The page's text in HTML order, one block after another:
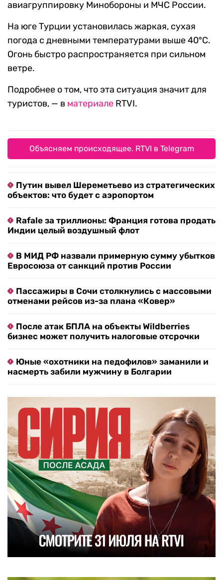
авиагруппировку Минобороны и МЧС России.
На юге Турции установилась жаркая, сухая
погода с дневными температурами выше 40°C.
Огонь быстро распространяется при сильном
ветре.
Подробнее о том, что эта ситуация значит для
туристов, — в материале RTVI.
Объясняем происходящее. RTVI в Telegram
Путин вывел Шереметьево из стратегических
объектов: что будет с аэропортом
Rafale за триллионы: Франция готова продать
Индии целый воздушный флот
В МИД РФ назвали примерную сумму убытков
Евросоюза от санкций против России
Пассажиры в Сочи столкнулись с массовыми
отменами рейсов из-за плана «Ковер»
После атак БПЛА на объекты Wildberries
бизнес может получить налоговые отсрочки
Юные «охотники на педофилов» заманили и
насмерть забили мужчину в Болгарии